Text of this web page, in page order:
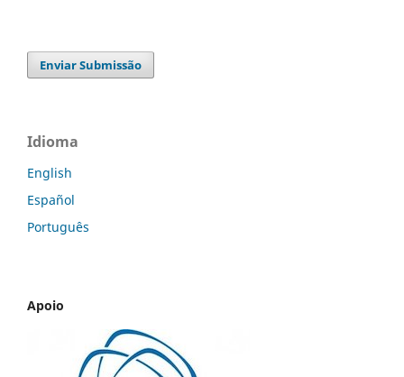
Enviar Submissão
Idioma
English
Español
Português
Apoio